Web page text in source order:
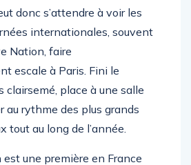
clair, y accueillir plus de
donc s’attendre à voir les
internationales, souvent
Nation, faire
escale à Paris. Fini le
clairsemé, place à une salle
au rythme des plus grands